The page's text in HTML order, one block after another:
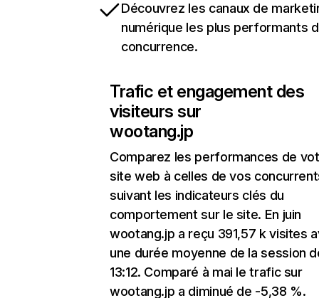
Découvrez les canaux de
numérique les plus performants
concurrence.
Trafic et engagement des
visiteurs sur
wootang.jp
Comparez les performances de
site web à celles de vos
suivant les indicateurs clés du
comportement sur le site. En juin
wootang.jp a reçu 391,57 k visites
une durée moyenne de la session
13:12. Comparé à mai le trafic sur
wootang.jp a diminué de -5,38 %.